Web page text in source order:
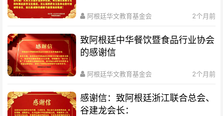
阿根廷华文教育基金会 2个月前
致阿根廷中华餐饮暨食品行业协会
的感谢信
阿根廷华文教育基金会 2个月前
感谢信：致阿根廷浙江联合总会、
谷建龙会长：